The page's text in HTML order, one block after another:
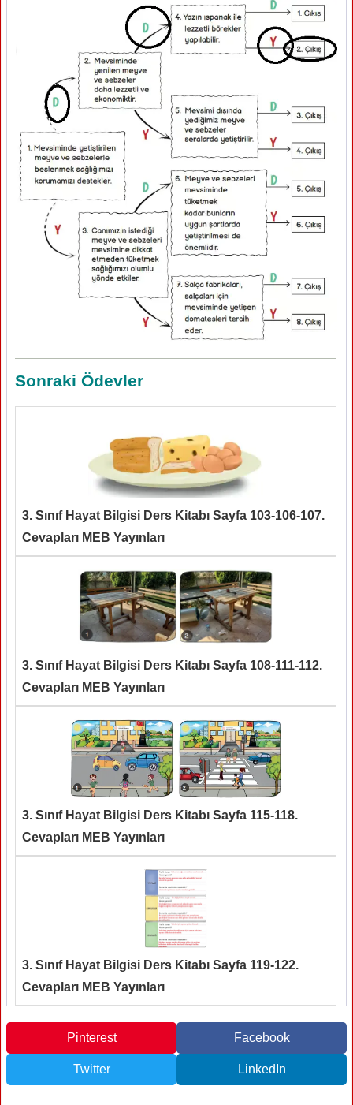
Sonraki Ödevler
3. Sınıf Hayat Bilgisi Ders Kitabı Sayfa 103-106-107.
Cevapları MEB Yayınları
3. Sınıf Hayat Bilgisi Ders Kitabı Sayfa 108-111-112.
Cevapları MEB Yayınları
3. Sınıf Hayat Bilgisi Ders Kitabı Sayfa 115-118.
Cevapları MEB Yayınları
3. Sınıf Hayat Bilgisi Ders Kitabı Sayfa 119-122.
Cevapları MEB Yayınları
Pinterest Facebook
Twitter LinkedIn